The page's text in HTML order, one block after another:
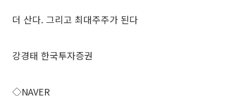
더 산다. 그리고 최대주주가 된다
강경태 한국투자증권
◇NAVER